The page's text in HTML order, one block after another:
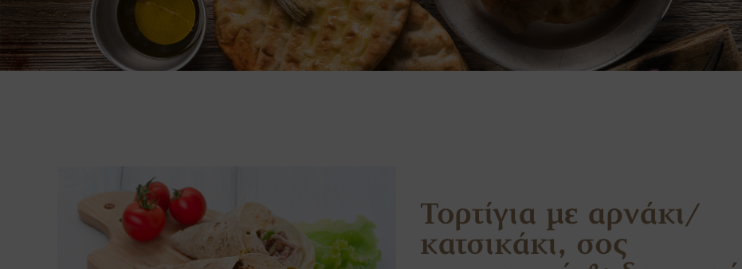
Τορτίγια με αρνάκι/
κατσικάκι, σος